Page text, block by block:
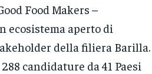
Food Makers –
ecosistema aperto di
della filiera Barilla.
candidature da 41 Paesi